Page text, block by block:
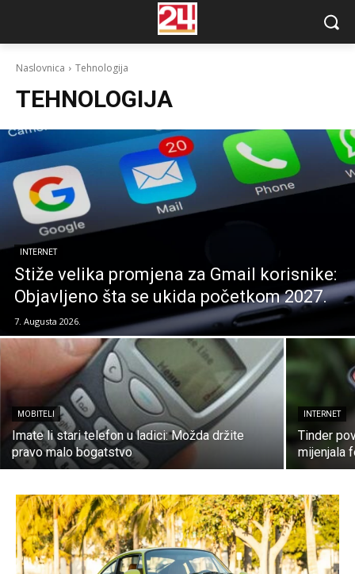
Naslovnica Tehnologija
TEHNOLOGIJA
INTERNET
Stiže velika promjena za Gmail korisnike:
Objavljeno šta se ukida početkom 2027.
7. Augusta 2026.
MOBITELI
Imate li stari telefon u ladici: Možda držite
pravo malo bogatstvo
INTERNET
Tinder
mijenjala